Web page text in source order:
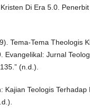
Di Era 5.0. Penerbit
Tema-Tema Theologis
Evangelikal: Jurnal
(n.d.).
Kajian Teologis Terhadap